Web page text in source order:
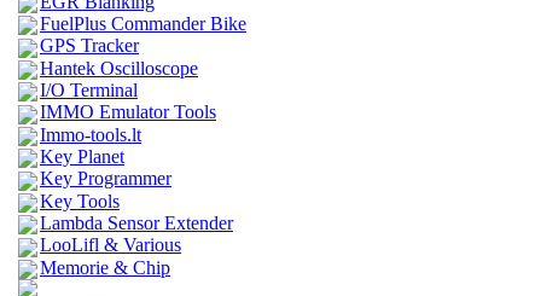
FuelPlus Commander Bike
GPS Tracker
Hantek Oscilloscope
I/O Terminal
IMMO Emulator Tools
Immo-tools.lt
Key Planet
Key Programmer
Key Tools
Lambda Sensor Extender
LooLifl & Various
Memorie & Chip